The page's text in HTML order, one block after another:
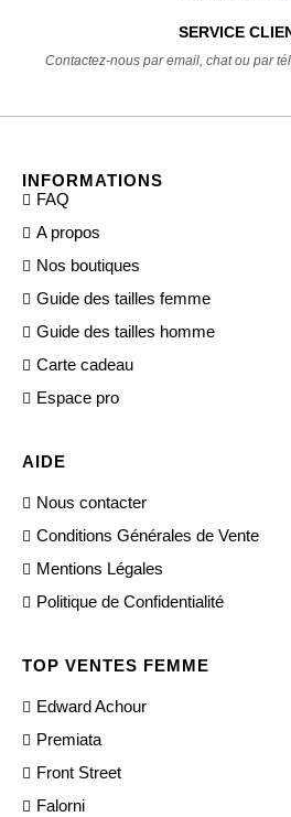
SERVICE
Contactez-nous par email, chat ou par
INFORMATIONS
FAQ
A propos
Nos boutiques
Guide des tailles femme
Guide des tailles homme
Carte cadeau
Espace pro
AIDE
Nous contacter
Conditions Générales de Vente
Mentions Légales
Politique de Confidentialité
TOP VENTES FEMME
Edward Achour
Premiata
Front Street
Falorni